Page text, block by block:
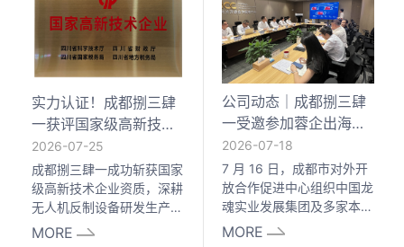
实力认证！成都捌三肆
一获评国家级高新技术
企业，筑牢低空安防技
术壁垒
2026-07-25
成都捌三肆一成功斩获国家
级高新技术企业资质，深耕
无人机反制设备研发生产领
域！依托自研氮化镓技术、
MORE
公司动态｜成都捌三肆
一受邀参加蓉企出海专
题座谈会，研讨低空安
防产业合规出海方案
2026-07-18
7 月 16 日，成都市对外开
放合作促进中心组织中国龙
魂实业发展集团及多家本土
出海企业召开专题座谈会，
MORE